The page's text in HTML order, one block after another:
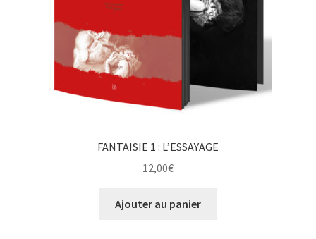
FANTAISIE 1 : L’ESSAYAGE
12,00€
Ajouter au panier